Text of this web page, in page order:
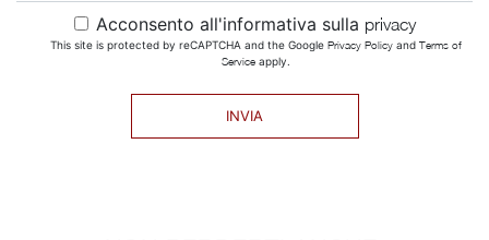
Acconsento all'informativa sulla privacy
This site is protected by reCAPTCHA and the Google Privacy Policyand Terms of
Serviceapply.
INVIA